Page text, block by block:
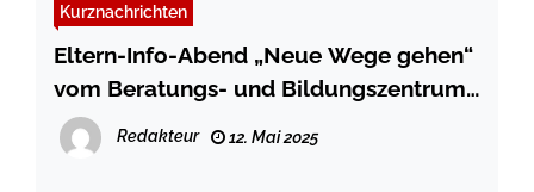
Kurznachrichten
Eltern-Info-Abend „Neue Wege gehen“
vom Beratungs- und Bildungszentrum
(BBZ) des Diakonischen Werkes
Südtondern
Redakteur 12. Mai 2025